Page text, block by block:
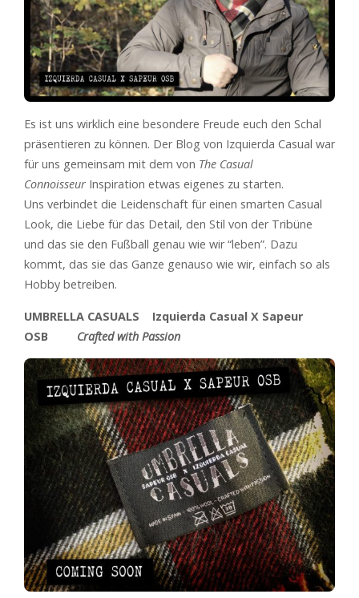
Es ist uns wirklich eine besondere Freude euch den Schal
präsentieren zu können. Der Blog von Izquierda Casual war
für uns gemeinsam mit dem von The Casual
Connoisseur Inspiration etwas eigenes zu starten.
Uns verbindet die Leidenschaft für einen smarten Casual
Look, die Liebe für das Detail, den Stil von der Tribüne
und das sie den Fußball genau wie wir “leben”. Dazu
kommt, das sie das Ganze genauso wie wir, einfach so als
Hobby betreiben.
UMBRELLA CASUALS Izquierda Casual X Sapeur
OSB Crafted with Passion